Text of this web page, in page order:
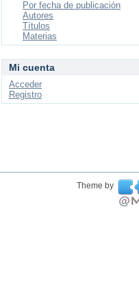
Por fecha de publicación
Autores
Títulos
Materias
Mi cuenta
Acceder
Registro
Theme by